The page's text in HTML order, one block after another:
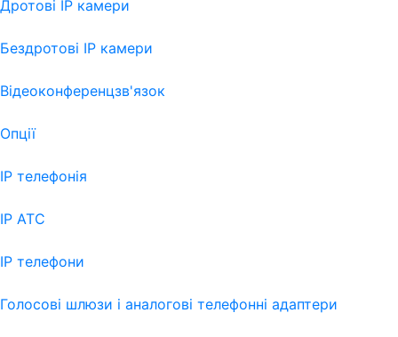
Дротові IP камери
Бездротові IP камери
Відеоконференцзв'язок
Опції
IP телефонія
IP АТС
IP телефони
Голосові шлюзи і аналогові телефонні адаптери